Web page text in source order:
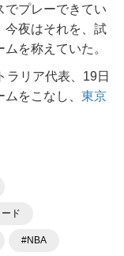
でプレーできてい
今夜はそれを、試
を称えていた。
ラリア代表、19日
をこなし、 東京
ド
#NBA